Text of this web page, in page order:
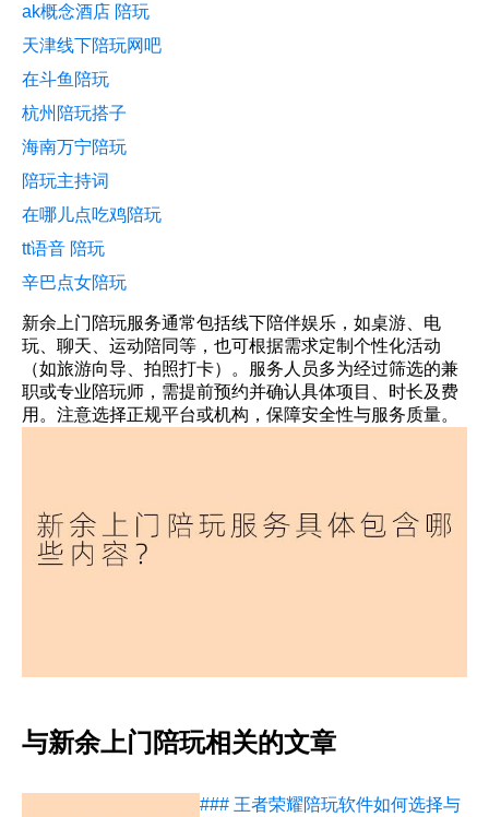
ak概念酒店 陪玩
天津线下陪玩网吧
在斗鱼陪玩
杭州陪玩搭子
海南万宁陪玩
陪玩主持词
在哪儿点吃鸡陪玩
tt语音 陪玩
辛巴点女陪玩
新余上门陪玩服务通常包括线下陪伴娱乐，如桌游、电
玩、聊天、运动陪同等，也可根据需求定制个性化活动
（如旅游向导、拍照打卡）。服务人员多为经过筛选的兼
职或专业陪玩师，需提前预约并确认具体项目、时长及费
用。注意选择正规平台或机构，保障安全性与服务质量。
与新余上门陪玩相关的文章
### 王者荣耀陪玩软件如何选择与